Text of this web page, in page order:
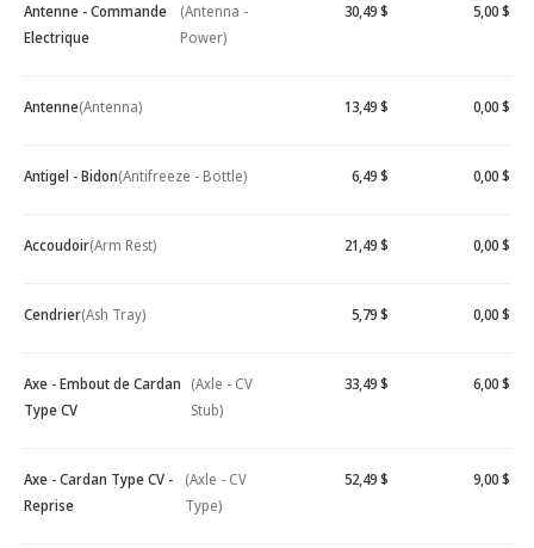
Antenne - Commande
Electrique
(Antenna -
Power)
30,49 $ 5,00 $
Antenne(Antenna) 13,49 $ 0,00 $
Antigel - Bidon(Antifreeze - Bottle) 6,49 $ 0,00 $
Accoudoir(Arm Rest) 21,49 $ 0,00 $
Cendrier(Ash Tray) 5,79 $ 0,00 $
Axe - Embout de Cardan
Type CV
(Axle - CV
Stub)
33,49 $ 6,00 $
Axe - Cardan Type CV -
Reprise
(Axle - CV
Type)
52,49 $ 9,00 $